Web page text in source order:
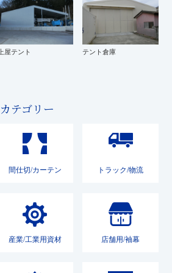
上屋テント テント倉庫
カテゴリー
間仕切/カーテン トラック/物流
産業/工業用資材 店舗用/袖幕